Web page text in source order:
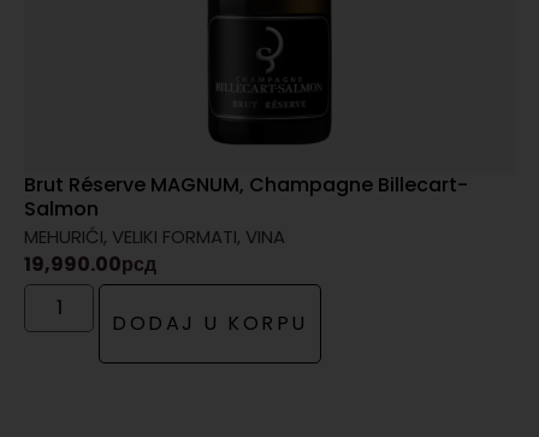
Brut Réserve MAGNUM, Champagne Billecart-
Salmon
MEHURIĆI, VELIKI FORMATI, VINA
19,990.00рсд
DODAJ U KORPU